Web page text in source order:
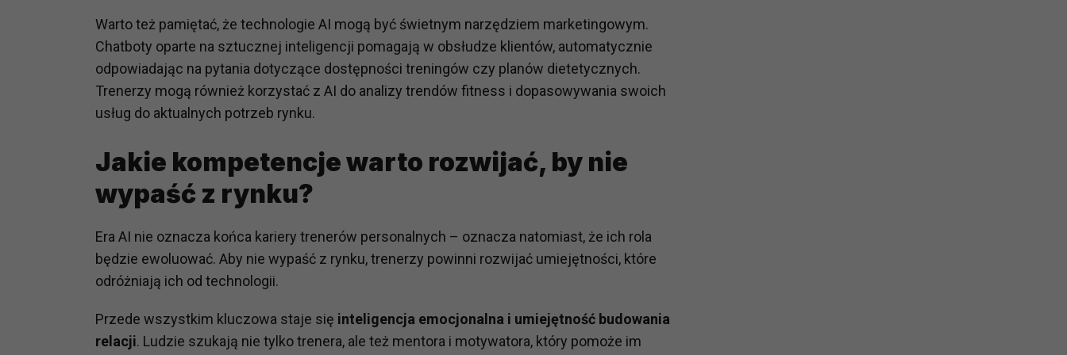
Warto też pamiętać, że technologie AI mogą być świetnym narzędziem marketingowym.
Chatboty oparte na sztucznej inteligencji pomagają w obsłudze klientów, automatycznie
odpowiadając na pytania dotyczące dostępności treningów czy planów dietetycznych.
Trenerzy mogą również korzystać z AI do analizy trendów fitness i dopasowywania swoich
usług do aktualnych potrzeb rynku.
Jakie kompetencje warto rozwijać, by nie
wypaść z rynku?
Era AI nie oznacza końca kariery trenerów personalnych – oznacza natomiast, że ich rola
będzie ewoluować. Aby nie wypaść z rynku, trenerzy powinni rozwijać umiejętności, które
odróżniają ich od technologii.
Przede wszystkim kluczowa staje się inteligencja emocjonalna i umiejętność budowania
relacji. Ludzie szukają nie tylko trenera, ale też mentora i motywatora, który pomoże im
prawną dla pomiarów statystycznych i marketingu własnego administratorów jest tzw. uzasadniony interes administratora.
Przetwarzanie Twoich danych w celach marketingowych podmiotów trzecich będzie odbywać się na podstawie Twojej dobrowolnej
zgody.